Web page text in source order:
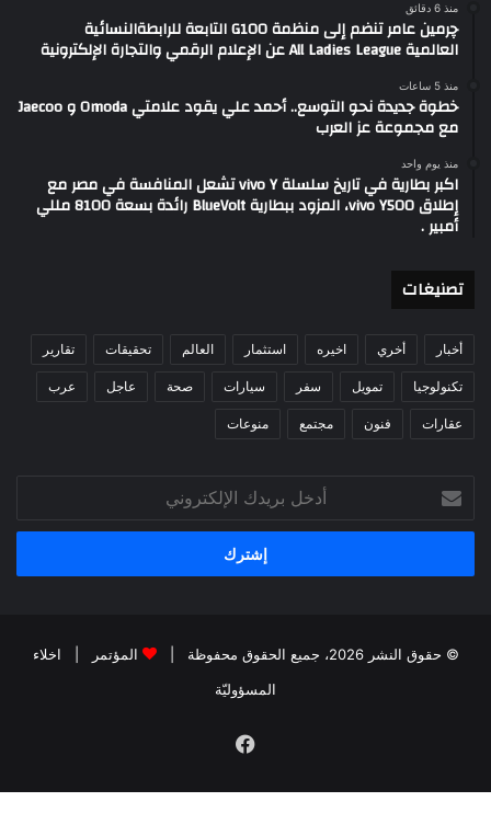
منذ 6 دقائق
چرمين عامر تنضم إلى منظمة G100 التابعة للرابطةالنسائية
العالمية All Ladies League عن الإعلام الرقمي والتجارة الإلكترونية
منذ 5 ساعات
خطوة جديدة نحو التوسع.. أحمد علي يقود علامتي Omoda و Jaecoo
مع مجموعة عز العرب
منذ يوم واحد
اكبر بطارية في تاريخ سلسلة vivo Y تشعل المنافسة في مصر مع
إطلاق vivo Y500، المزود ببطارية BlueVolt رائدة بسعة 8100 مللي
أمبير .
تصنيغات
أخبار أخري اخيره استثمار العالم تحقيقات تقارير
تكنولوجيا تمويل سفر سيارات صحة عاجل عرب
عقارات فنون مجتمع منوعات
بريدك
الإلكتروني
© حقوق النشر 2026، جميع الحقوق محفوظة | المؤتمر
اخلاء
المسؤوليّة
فيسبوك